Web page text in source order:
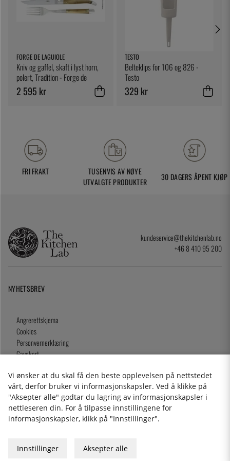
FORGE DE LAGUIOLE
Kniv og gaffel, skaft i lyst horn,
polert, Tradition - Forge de
Laguiole
2 595 kr
TESTO
Belteklips for 106 og 826 -
Testo
329 kr
FRI FRAKT
TUSENVIS AV NØYE
UTVALGTE PRODUKTER
30 DAGERS ÅPENT KJØP
kundeservice@thekitchenlab.no
+46 8 410 95 200
NYHETSBREV
Angrerettskjema
Cookies
Personvernerklæring
Gavekort
2026 KitchenLab AB
Vi ønsker at du skal få den beste opplevelsen på nettstedet
vårt, derfor bruker vi informasjonskapsler. Ved å klikke på
"Aksepter alle" godtar du lagring av informasjonskapsler i
nettleseren din. For å tilpasse innstillingene for
informasjonskapsler, klikk på "Innstillinger".
Innstillinger Aksepter alle